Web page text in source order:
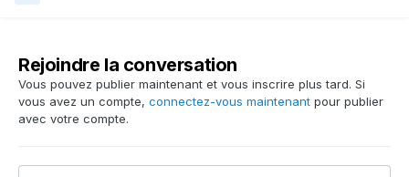
Rejoindre la conversation
Vous pouvez publier maintenant et vous inscrire plus tard. Si
vous avez un compte, connectez-vous maintenant pour publier
avec votre compte.